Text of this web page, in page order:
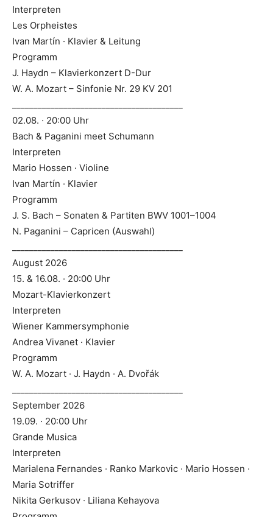
Interpreten
Les Orpheistes
Ivan Martín · Klavier & Leitung
Programm
J. Haydn – Klavierkonzert D-Dur
W. A. Mozart – Sinfonie Nr. 29 KV 201
02.08. · 20:00 Uhr
Bach & Paganini meet Schumann
Interpreten
Mario Hossen · Violine
Ivan Martín · Klavier
Programm
J. S. Bach – Sonaten & Partiten BWV 1001–1004
N. Paganini – Capricen (Auswahl)
August 2026
15. & 16.08. · 20:00 Uhr
Mozart-Klavierkonzert
Interpreten
Wiener Kammersymphonie
Andrea Vivanet · Klavier
Programm
W. A. Mozart · J. Haydn · A. Dvořák
September 2026
19.09. · 20:00 Uhr
Grande Musica
Interpreten
Marialena Fernandes · Ranko Markovic · Mario Hossen ·
Maria Sotriffer
Nikita Gerkusov · Liliana Kehayova